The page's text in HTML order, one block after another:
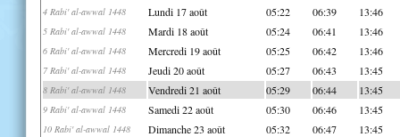
4 Rabi' al-awwal 1448 Lundi 17 août 05:22 06:39 13:46
5 Rabi' al-awwal 1448 Mardi 18 août 05:24 06:41 13:46
6 Rabi' al-awwal 1448 Mercredi 19 août 05:25 06:42 13:46
7 Rabi' al-awwal 1448 Jeudi 20 août 05:27 06:43 13:45
8 Rabi' al-awwal 1448 Vendredi 21 août 05:29 06:44 13:45
9 Rabi' al-awwal 1448 Samedi 22 août 05:30 06:46 13:45
10 Rabi' al-awwal 1448 Dimanche 23 août 05:32 06:47 13:45